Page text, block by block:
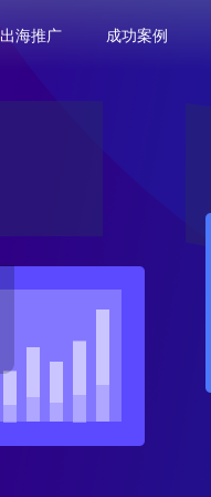
出海推广 成功案例